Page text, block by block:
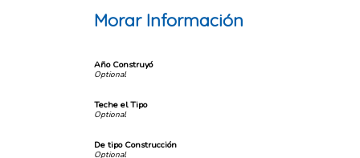
Morar Información
Año Construyó
Teche el Tipo
De tipo Construcción